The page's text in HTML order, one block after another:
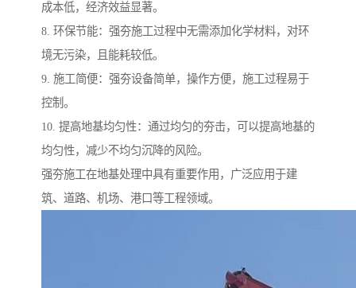
成本低，经济效益显著。
8. 环保节能：强夯施工过程中无需添加化学材料，对环
境无污染，且能耗较低。
9. 施工简便：强夯设备简单，操作方便，施工过程易于
控制。
10. 提高地基均匀性：通过均匀的夯击，可以提高地基的
均匀性，减少不均匀沉降的风险。
强夯施工在地基处理中具有重要作用，广泛应用于建
筑、道路、机场、港口等工程领域。